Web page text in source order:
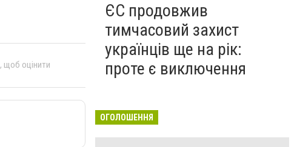
, щоб оцінити
ЄС продовжив
тимчасовий захист
українців ще на рік:
проте є виключення
ОГОЛОШЕННЯ